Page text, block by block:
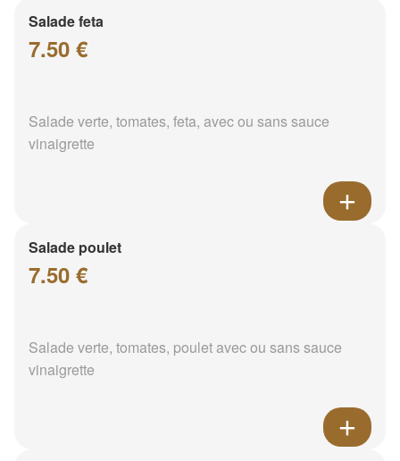
Salade feta
7.50 €
Salade verte, tomates, feta, avec ou sans sauce
vinaigrette
Salade poulet
7.50 €
Salade verte, tomates, poulet avec ou sans sauce
vinaigrette